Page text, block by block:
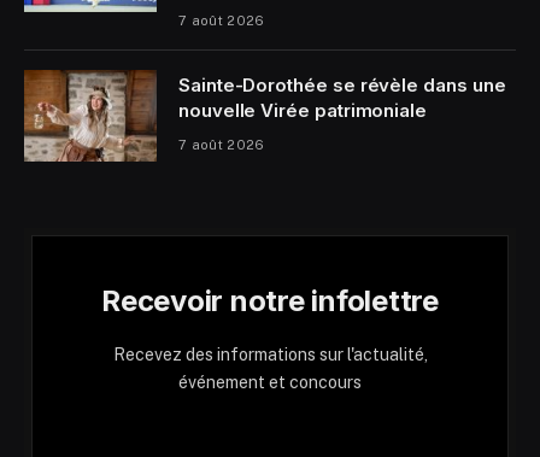
7 août 2026
Sainte-Dorothée se révèle dans une
nouvelle Virée patrimoniale
7 août 2026
Recevoir notre infolettre
Recevez des informations sur l'actualité,
événement et concours